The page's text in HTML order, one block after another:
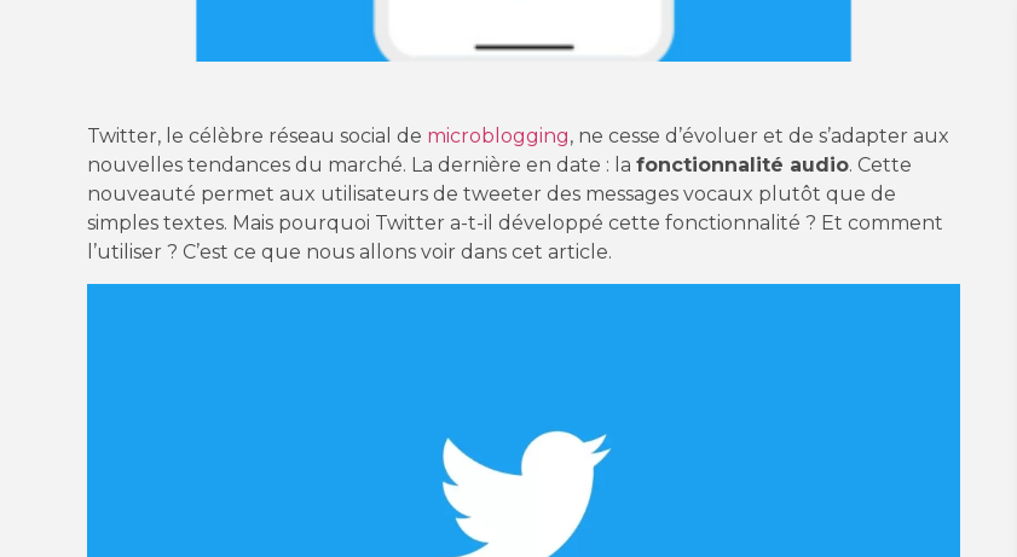
Twitter, le célèbre réseau social de microblogging, ne cesse d’évoluer et de s’adapter aux
nouvelles tendances du marché. La dernière en date : la fonctionnalité audio. Cette
nouveauté permet aux utilisateurs de tweeter des messages vocaux plutôt que de
simples textes. Mais pourquoi Twitter a-t-il développé cette fonctionnalité ? Et comment
l’utiliser ? C’est ce que nous allons voir dans cet article.